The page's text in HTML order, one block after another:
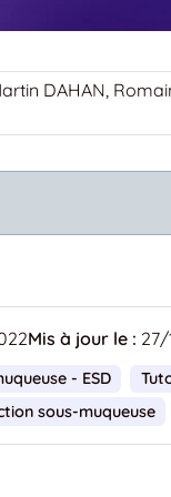
DAHAN,
Mis à jour le : 27/
- ESD
sous-muqueuse